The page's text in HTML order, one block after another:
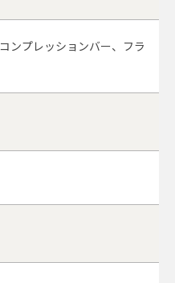
ンプレッションバー、フラ